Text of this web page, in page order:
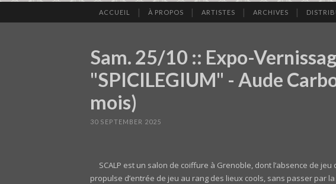
ACCUEIL À PROPOS ARTISTES ARCHIVES
Sam. 25/10 :: Expo-
"SPICILEGIUM" - Aude
mois)
30 SEPTEMBER 2025
SCALP est un salon de coiffure à Grenoble, dont l’absence de
propulse d’entrée de jeu au rang des lieux cools, sans passer par